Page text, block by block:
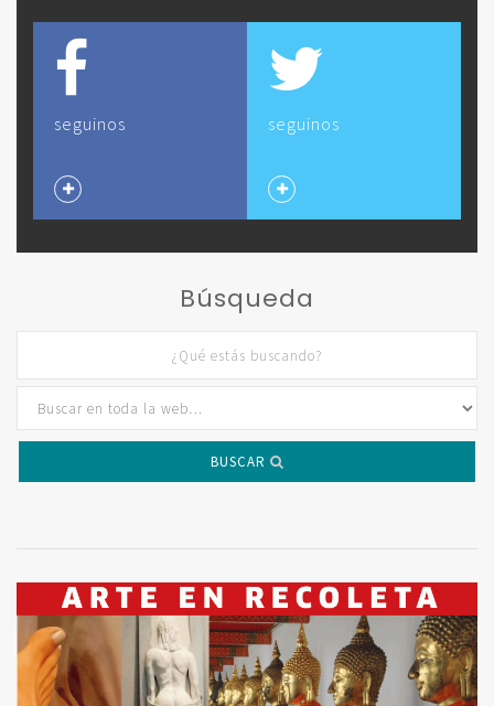
seguinos seguinos
Búsqueda
BUSCAR